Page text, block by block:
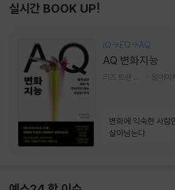
실시간 BOOK UP!
IQ→EQ→AQ
AQ 변화지능
변화에 익숙한 사람
살아남는다